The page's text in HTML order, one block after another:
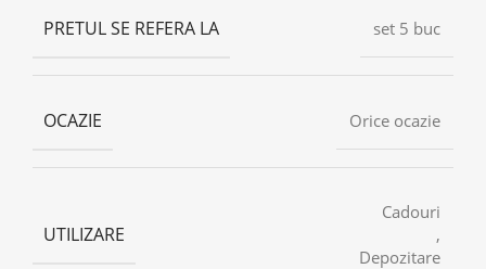
PRETUL SE REFERA LA set 5 buc
OCAZIE Orice ocazie
UTILIZARE
Cadouri
,
Depozitare